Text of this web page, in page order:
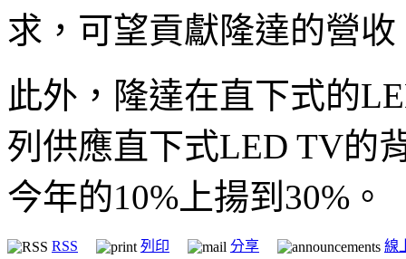
求，可望貢獻隆達的營收
此外，隆達在直下式的
列供應直下式LED TV的
今年的10%上揚到30%。
RSS 列印 分享 線